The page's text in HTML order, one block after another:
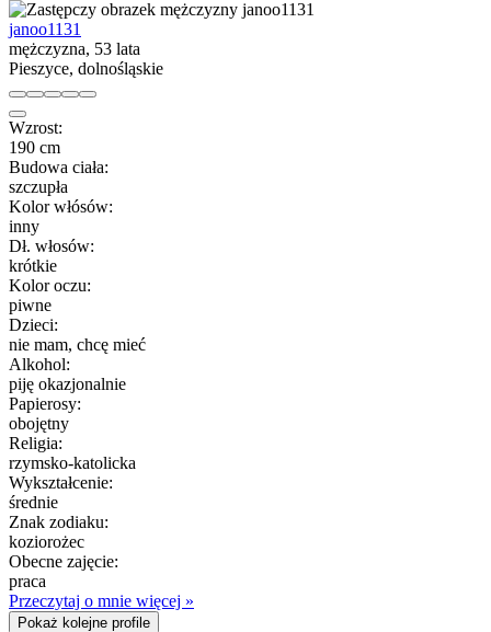
janoo1131
mężczyzna, 53 lata
Pieszyce, dolnośląskie
Wzrost:
190 cm
Budowa ciała:
szczupła
Kolor włósów:
inny
Dł. włosów:
krótkie
Kolor oczu:
piwne
Dzieci:
nie mam, chcę mieć
Alkohol:
piję okazjonalnie
Papierosy:
obojętny
Religia:
rzymsko-katolicka
Wykształcenie:
średnie
Znak zodiaku:
koziorożec
Obecne zajęcie:
praca
Przeczytaj o mnie więcej »
Pokaż kolejne profile